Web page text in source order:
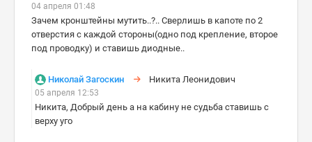
04 апреля 01:48
Зачем кронштейны мутить..?.. Сверлишь в капоте по 2
отверстия с каждой стороны(одно под крепление, второе
под проводку) и ставишь диодные..
Николай Загоскин Никита Леонидович
05 апреля 12:53
Никита, Добрый день а на кабину не судьба ставишь с
верху уго